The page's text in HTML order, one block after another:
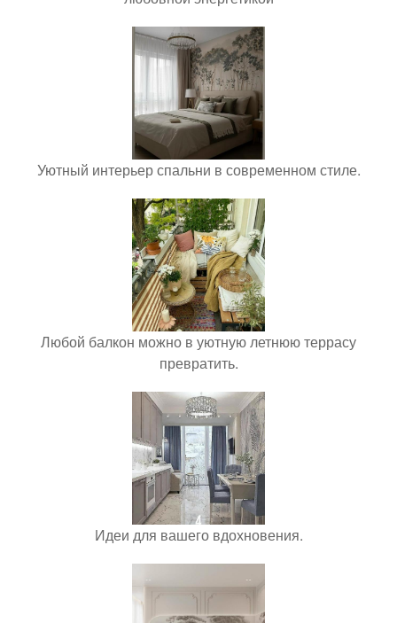
Уютный интерьер спальни в современном стиле.
Любой балкон можно в уютную летнюю террасу
превратить.
Идеи для вашего вдохновения.